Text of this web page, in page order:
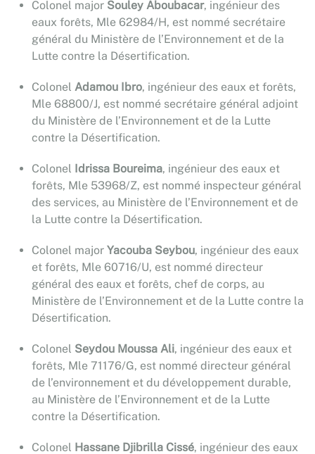
Colonel major Souley Aboubacar, ingénieur des
eaux forêts, Mle 62984/H, est nommé secrétaire
général du Ministère de l’Environnement et de la
Lutte contre la Désertification.
Colonel Adamou Ibro, ingénieur des eaux et forêts,
Mle 68800/J, est nommé secrétaire général adjoint
du Ministère de l’Environnement et de la Lutte
contre la Désertification.
Colonel Idrissa Boureima, ingénieur des eaux et
forêts, Mle 53968/Z, est nommé inspecteur général
des services, au Ministère de l’Environnement et de
la Lutte contre la Désertification.
Colonel major Yacouba Seybou, ingénieur des eaux
et forêts, Mle 60716/U, est nommé directeur
général des eaux et forêts, chef de corps, au
Ministère de l’Environnement et de la Lutte contre la
Désertification.
Colonel Seydou Moussa Ali, ingénieur des eaux et
forêts, Mle 71176/G, est nommé directeur général
de l’environnement et du développement durable,
au Ministère de l’Environnement et de la Lutte
contre la Désertification.
Colonel Hassane Djibrilla Cissé, ingénieur des eaux